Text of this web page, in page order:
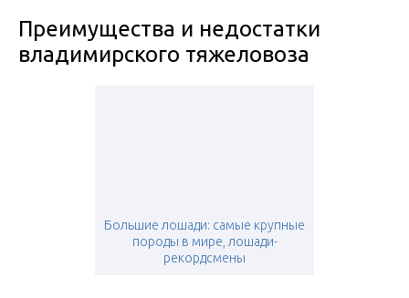
Преимущества и недостатки
владимирского тяжеловоза
Большие лошади: самые крупные
породы в мире, лошади-
рекордсмены